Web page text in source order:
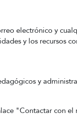
electrónico y
y los recursos
y
"Contactar con